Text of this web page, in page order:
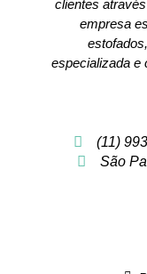
clientes
empresa
especializada e
(11)
São